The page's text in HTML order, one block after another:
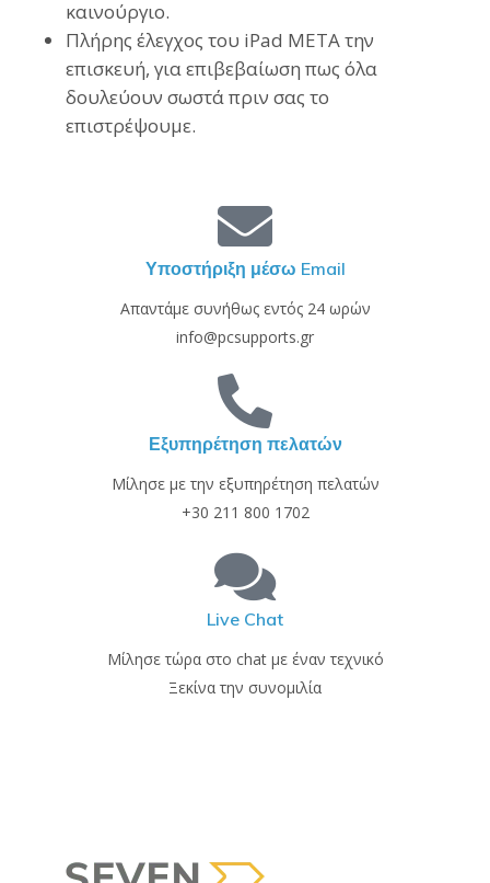
καινούργιο.
Πλήρης έλεγχος του iPad ΜΕΤΑ την
επισκευή, για επιβεβαίωση πως όλα
δουλεύουν σωστά πριν σας το
επιστρέψουμε.
Υποστήριξη μέσω Email
Απαντάμε συνήθως εντός 24 ωρών
info@pcsupports.gr
Εξυπηρέτηση πελατών
Μίλησε με την εξυπηρέτηση πελατών
+30 211 800 1702
Live Chat
Μίλησε τώρα στο chat με έναν τεχνικό
Ξεκίνα την συνομιλία